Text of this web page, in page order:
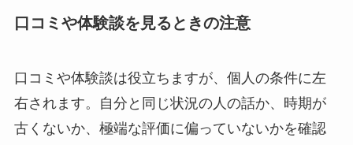
口コミや体験談を見るときの注意
口コミや体験談は役立ちますが、個人の条件に左
右されます。自分と同じ状況の人の話か、時期が
古くないか、極端な評価に偏っていないかを確認